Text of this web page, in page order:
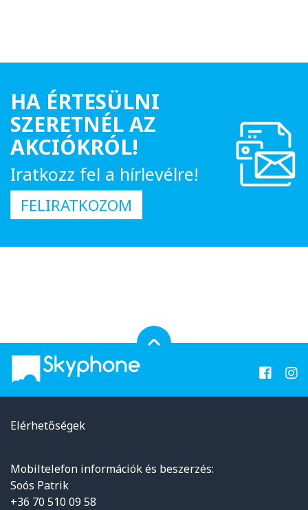
HA ÉRTESÜLNI
SZERETNÉL AZ
AKCIÓKRÓL!
Iratkozz fel a hírlevélre!
FELIRATKOZOM
Elérhetőségek
Mobiltelefon információk és beszerzés:
Soós Patrik
+36 70 510 09 58